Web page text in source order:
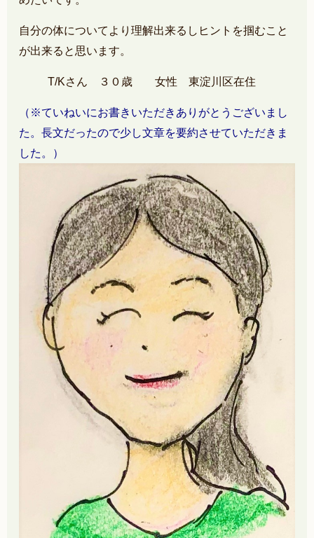
自分の体についてより理解出来るしヒントを掴むこと
が出来ると思います。
T/Kさん ３０歳 女性 東淀川区在住
（※ていねいにお書きいただきありがとうございまし
た。長文だったので少し文章を要約させていただきま
した。）